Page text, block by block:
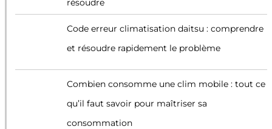
Code erreur climatisation daitsu : comprendre
et résoudre rapidement le problème
Combien consomme une clim mobile : tout ce
qu’il faut savoir pour maîtriser sa
consommation